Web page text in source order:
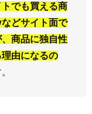
でも買える商
どサイト面で
商品に独自性
由になるの